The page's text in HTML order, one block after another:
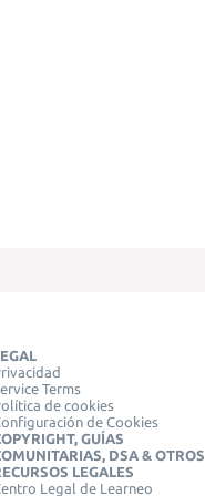
Terms
de cookies
de Cookies
GUÍAS
DSA & OTROS
LEGALES
Legal de Learneo